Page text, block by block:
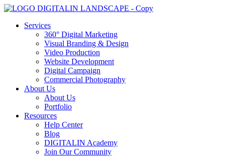
Skip
contentServices
360° Digital Marketing
Visual Branding & Design
Video Production
Website Development
Digital Campaign
Commercial Photography
About Us
About Us
Portfolio
Resources
Help Center
Blog
DIGITALIN Academy
Join Our Community